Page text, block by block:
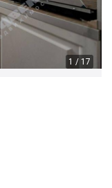
1 / 17